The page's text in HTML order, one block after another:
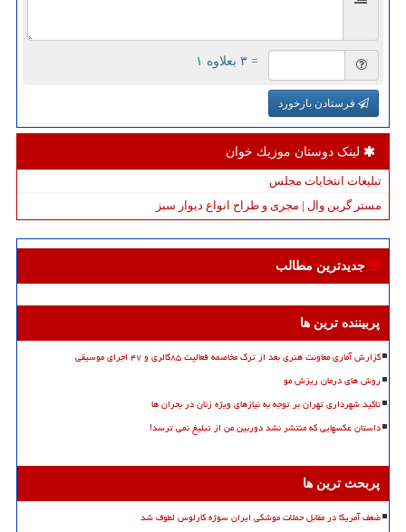
= ۳ بعلاوه ۱
فرستادن بازخورد
لینک دوستان موزیك خوان
تبلیغات انتخابات مجلس
مستر گرین وال | مجری و طراح انواع دیوار سبز
جدیدترین مطالب
پربیننده ترین ها
گزارش آماری معاونت هنری بعد از ترک مخاصمه فعالیت ۸۵گالری و ۴۷ اجرای موسیقی
روش های درمان ریزش مو
تاکید شهرداری تهران بر توجه به نیازهای ویژه زنان در بحران ها
داستان عکسهایی که منتشر نشد دوربین من از تبلیغ نمی ترسد!
پربحث ترین ها
ضعف آمریکا در مقابل حملات موشکی ایران سوژه کارلوس لطوف شد